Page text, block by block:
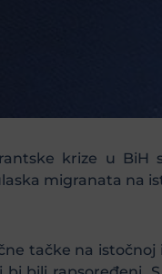
krize u
migranata na
tačke na